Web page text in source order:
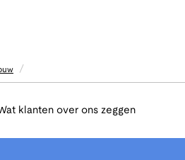
/
klanten over ons zeggen